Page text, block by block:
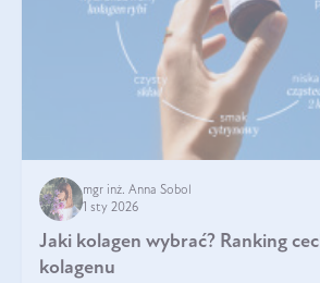
mgr inż. Anna Sobol
1 sty 2026
Jaki kolagen wybrać? Ranking
kolagenu